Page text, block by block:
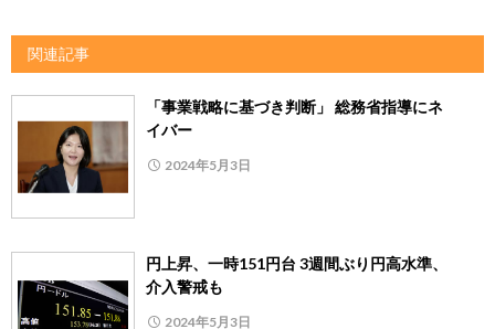
関連記事
「事業戦略に基づき判断」 総務省指導にネ
イバー
2024年5月3日
円上昇、一時151円台 3週間ぶり円高水準、
介入警戒も
2024年5月3日